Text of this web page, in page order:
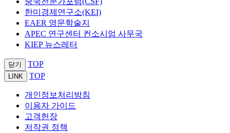
한미경제연구소(KEI)
EAER 영문학술지
APEC 연구센터 컨소시엄 사무국
KIEP 뉴스레터
닫기 TOP
LINK TOP
개인정보처리방침
이용자 가이드
고객헌장
저작권 정책